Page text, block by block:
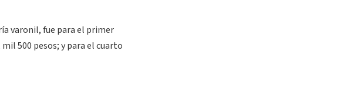
varonil, fue para el primer
500 pesos; y para el cuarto